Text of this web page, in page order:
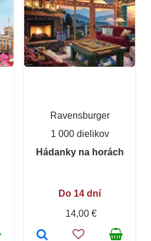
Ravensburger
1 000 dielikov
Hádanky na horách
Do 14 dní
14,00 €